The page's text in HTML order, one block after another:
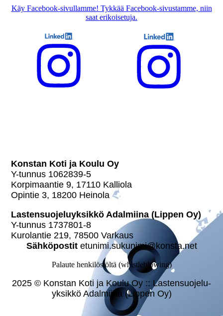
Käy Facebook-sivullamme! Tykkää Facebook-sivustamme, niin
saat erikoisetuja.
Konstan Koti ja Koulu Oy
Y-tunnus 1062839-5
Kor­pi­maan­tie 9, 17110 Kalliola
Opintie 3, 18200 Heinola
Las­ten­suo­je­lu­yk­sik­kö Adalmiina (Lippen Oy)
Y-tunnus 1737801-8
Kurolantie 219, 78500 Varkaus
Säh­kö­pos­tit etunimi.sukunimi@konsta.net
Palaute henkilöstöltä (whistleblowing)
2025 © Konstan Koti ja Koulu Oy :: Las­ten­suo­je­lu­
yk­sik­kö Adalmiina (Lippen Oy)